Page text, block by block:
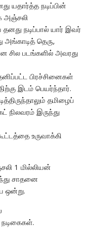
யதார்த்த நடிப்பின்
அஞ்சலி
நடிப்பால் யார் இவர்
தெரு,
சில படங்களில் அவரது
பிரச்சினைகள்
இடம் பெயர்ந்தார்.
தமிழைப்
இருந்து
உருவாக்கி
1 மில்லியன்
சாதனை
ஒன்று.